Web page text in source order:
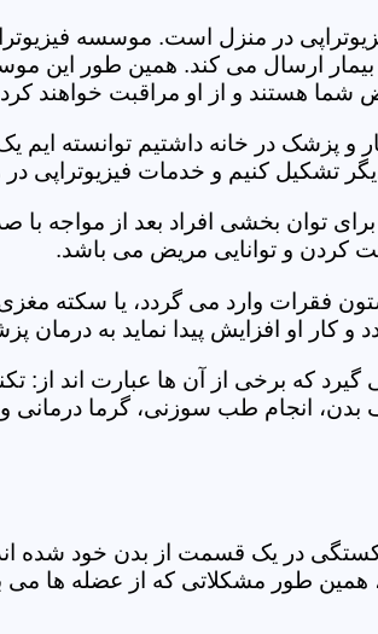
در منزل است. موسسه
بیمار ارسال می کند. همین طور این
شما هستند و از او مراقبت خواهند
و پزشک در خانه داشتیم توانسته
تشکیل کنیم و خدمات فیزیوتراپی در
توان بخشی افراد بعد از مواجه
کردن و توانایی مریض می باشد.
فقرات وارد می گردد، یا سکته
او افزایش پیدا نماید به درمان
که برخی از آن ها عبارت اند از:
انجام طب سوزنی، گرما درمانی
در یک قسمت از بدن خود شده
طور مشکلاتی که از عضله ها می